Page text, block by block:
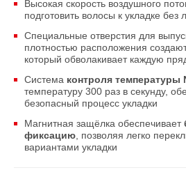
Высокая скорость воздушного
подготовить волосы к укладке без
Специальные отверстия для
плотностью расположения
который обволакивает каждую
Система контроля температуры
температуру 300 раз в секунду,
безопасный процесс укладки
Магнитная защёлка обеспечивает
фиксацию , позволяя легко
вариантами укладки